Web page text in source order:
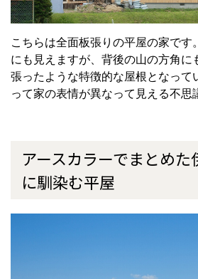
こちらは全面板張りの平屋の家です
にも見えますが、背後の山の方角に
張ったような特徴的な屋根となって
って家の表情が異なって見える不思
アースカラーでまとめ
に馴染む平屋